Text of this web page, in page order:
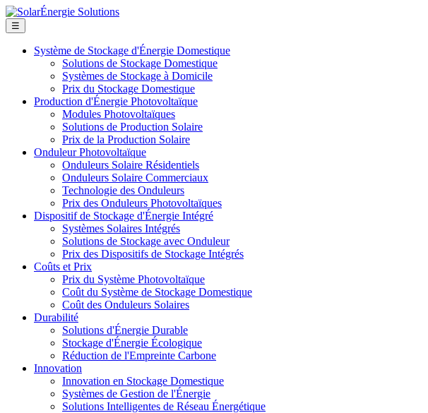
☰
Système de Stockage d'Énergie Domestique
Solutions de Stockage Domestique
Systèmes de Stockage à Domicile
Prix du Stockage Domestique
Production d'Énergie Photovoltaïque
Modules Photovoltaïques
Solutions de Production Solaire
Prix de la Production Solaire
Onduleur Photovoltaïque
Onduleurs Solaire Résidentiels
Onduleurs Solaire Commerciaux
Technologie des Onduleurs
Prix des Onduleurs Photovoltaïques
Dispositif de Stockage d'Énergie Intégré
Systèmes Solaires Intégrés
Solutions de Stockage avec Onduleur
Prix des Dispositifs de Stockage Intégrés
Coûts et Prix
Prix du Système Photovoltaïque
Coût du Système de Stockage Domestique
Coût des Onduleurs Solaires
Durabilité
Solutions d'Énergie Durable
Stockage d'Énergie Écologique
Réduction de l'Empreinte Carbone
Innovation
Innovation en Stockage Domestique
Systèmes de Gestion de l'Énergie
Solutions Intelligentes de Réseau Énergétique